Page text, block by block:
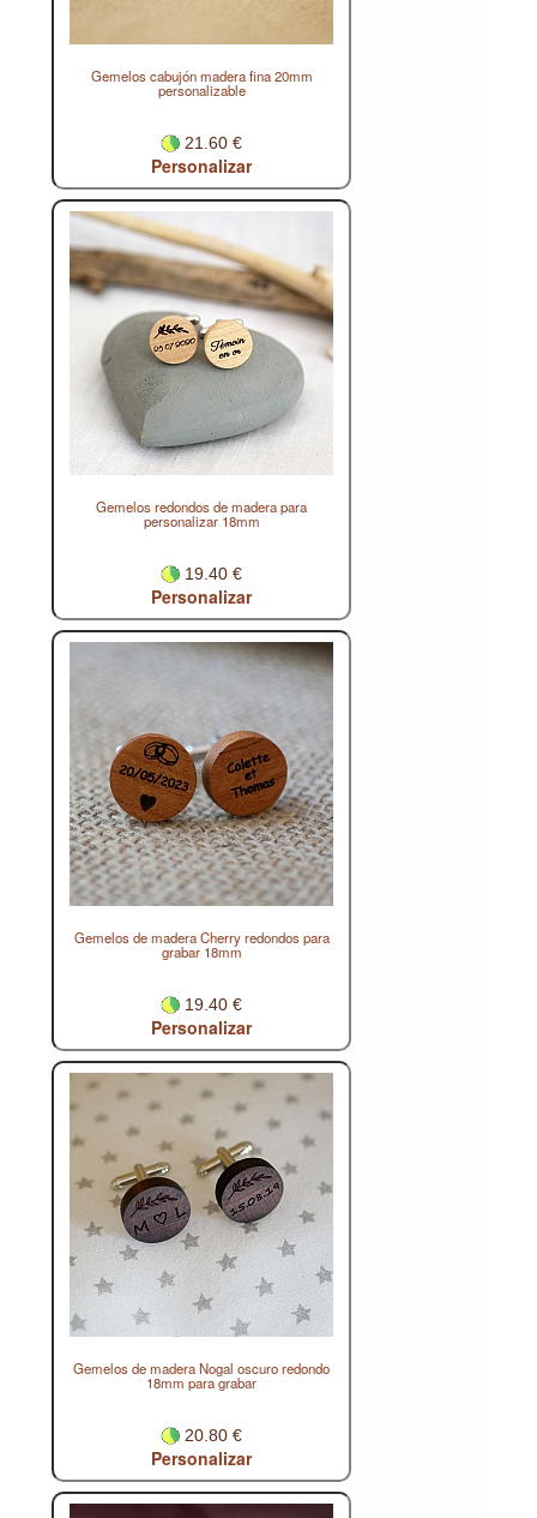
Gemelos cabujón madera fina 20mm
personalizable
21.60 €
Personalizar
Gemelos redondos de madera para
personalizar 18mm
19.40 €
Personalizar
Gemelos de madera Cherry redondos para
grabar 18mm
19.40 €
Personalizar
Gemelos de madera Nogal oscuro redondo
18mm para grabar
20.80 €
Personalizar